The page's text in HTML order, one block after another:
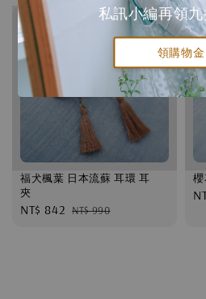
私訊小編再領
領購物金
福犬楓葉 日本流蘇 耳環 耳
夾
Sale
NT$ 842 Regular
NT$ 990